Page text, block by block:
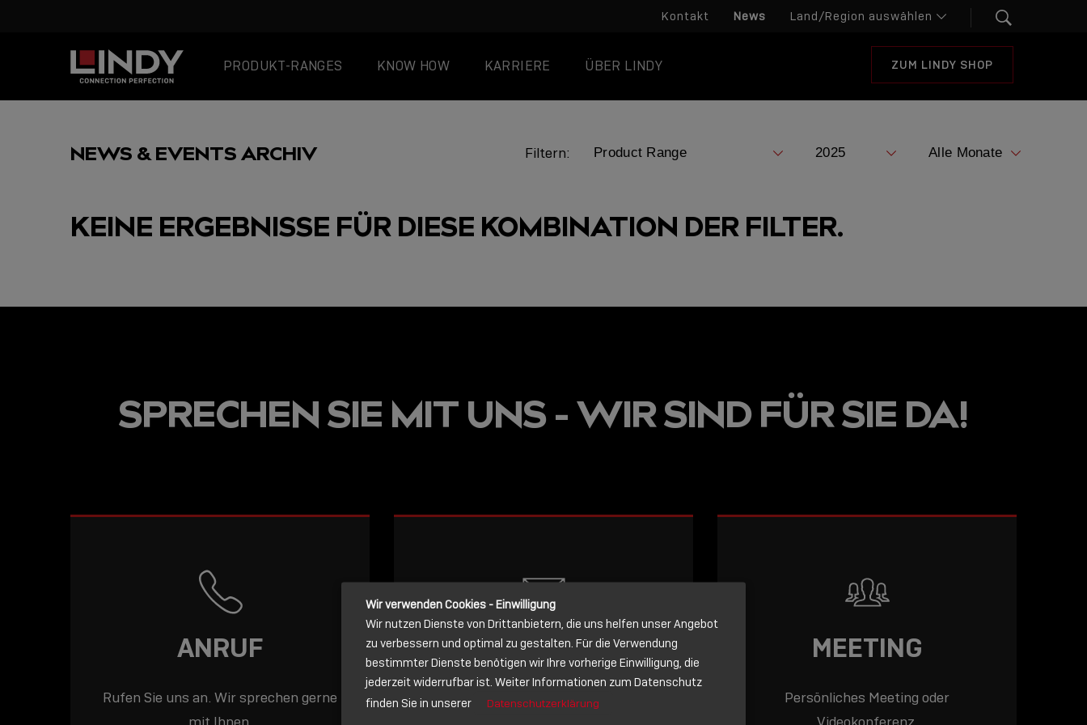
Kontakt News
PRODUKT-RANGES KNOW HOW KARRIERE ÜBER LINDY ZUM LINDY SHOP
NEWS & EVENTS ARCHIV Filtern:
USB-C ÜBER LANGE
DISTANZEN: AKTIVE
BIS 15 M
JETZT ONLINE
VERFÜGBAR: DIE
VERBINDET!
KEINE ERGEBNISSE FÜR DIESE KOMBINATION DER FILTER.
SPRECHEN SIE MIT UNS - WIR SIND FÜR SIE DA!
ANRUF
Rufen Sie uns an. Wir sprechen gerne
NACHRICHT
Schreiben Sie lieber? Dann schicken
MEETING
Persönliches Meeting oder
Wir verwenden Cookies - Einwilligung
Wir nutzen Dienste von Drittanbietern, die uns helfen unser Angebot
zu verbessern und optimal zu gestalten. Für die Verwendung
bestimmter Dienste benötigen wir Ihre vorherige Einwilligung, die
jederzeit widerrufbar ist. Weiter Informationen zum Datenschutz
finden Sie in unserer
Datenschutzerklärung